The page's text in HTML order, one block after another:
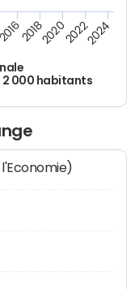
2 000 habitants
20162018202020222024